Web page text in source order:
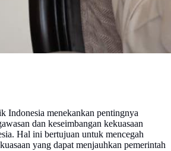
Indonesia menekankan pentingnya
dan keseimbangan kekuasaan
Hal ini bertujuan untuk mencegah
yang dapat menjauhkan pemerintah